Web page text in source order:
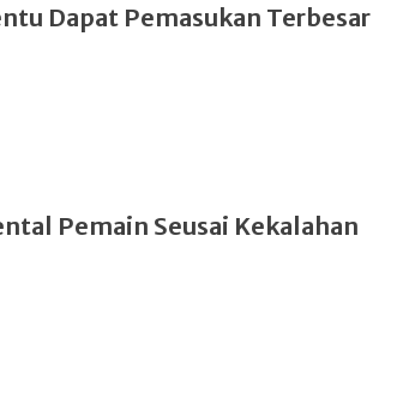
Dapat Pemasukan Terbesar
Pemain Seusai Kekalahan